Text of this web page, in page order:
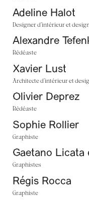
Adeline Halot
Designer d’intérieur et
Alexandre
Bédéaste
Xavier Lust
Architecte d’intérieur et
Olivier Deprez
Bédéaste
Sophie Rollier
Graphiste
Gaetano Licata
Graphistes
Régis Rocca
Graphiste